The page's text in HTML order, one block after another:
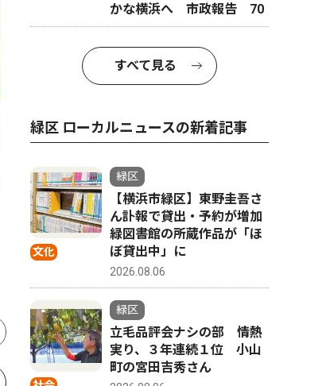
人物風土記
緑区
8月22日に緑公会堂で開催さ
れる「よこはまみらいフェ
ス」を企画した 二宮 明さ
ん 中山在住 48歳
霧が丘
落語会
かな横浜へ 市政報告 70
すべて見る
緑区 ローカルニュースの新着記事
文化
緑区
【横浜市緑区】東野圭吾さ
ん訃報で貸出・予約が増加
緑図書館の所蔵作品が「ほ
ぼ貸出中」に
2026.08.06
緑区
立毛品評会ナシの部 情熱
実り、３年連続１位 小山
町の宮田吉秀さん